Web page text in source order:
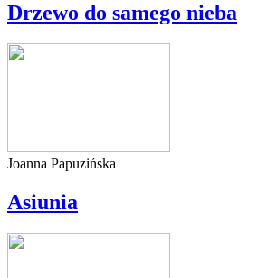
Drzewo do samego nieba
Joanna Papuzińska
Asiunia